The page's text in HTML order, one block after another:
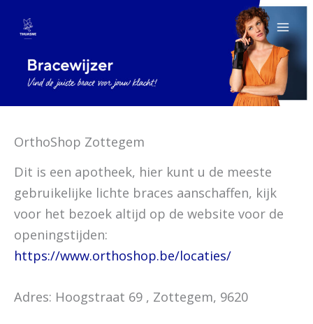
naar
inhoud
OrthoShop Zottegem
Dit is een apotheek, hier kunt u de meeste
gebruikelijke lichte braces aanschaffen, kijk
voor het bezoek altijd op de website voor de
openingstijden:
https://www.orthoshop.be/locaties/
Adres: Hoogstraat 69 , Zottegem, 9620